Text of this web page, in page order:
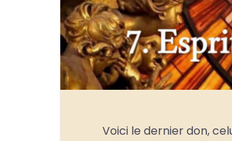
Voici le dernier don,